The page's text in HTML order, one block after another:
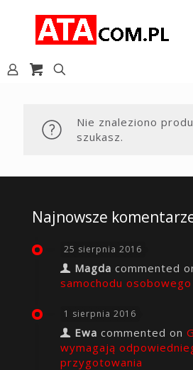
Nie znaleziono
szukasz.
Najnowsze
25 sierpnia 2016
Magda commented
samochodu osobowego
1 sierpnia 2016
Ewa commented on
wymagają
przygotowania